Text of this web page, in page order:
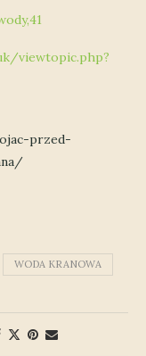
viewtopic.php?
przed-
WODA KRANOWA